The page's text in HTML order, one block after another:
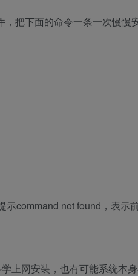
把下面的命令一条一次慢慢安
command not found，表示
上网安装，也有可能系统本